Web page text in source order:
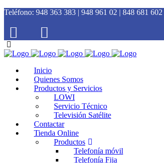
Teléfono: 948 363 383 | 948 961 02 | 848 681 602
Inicio
Quienes Somos
Productos y Servicios
LOWI
Servicio Técnico
Televisión Satélite
Contactar
Tienda Online
Productos
Telefonía móvil
Telefonía Fija